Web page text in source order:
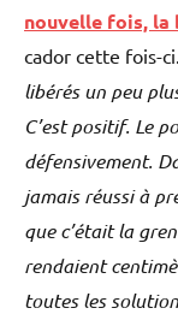
nouvelle fois, la
cador cette fois-
libérés un peu
C’est positif. Le
défensivement.
jamais réussi à
que c’était la
rendaient
toutes les